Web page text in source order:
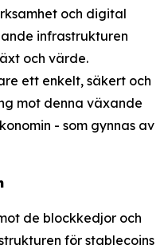
och digital
infrastrukturen
och värde.
ett enkelt, säkert och
mot denna växande
- som gynnas av
de blockkedjor och
för stablecoins